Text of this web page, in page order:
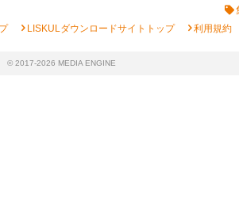
chevron_rightLISKULダウンロードサイトトップ chevron_right利用規約
© 2017-2026 MEDIA ENGINE